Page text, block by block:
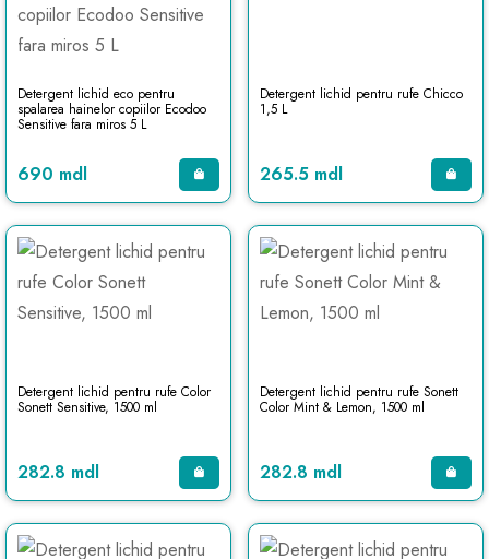
Detergent lichid eco pentru
spalarea hainelor copiilor Ecodoo
Sensitive fara miros 5 L
690 mdl
Detergent lichid pentru rufe Chicco
1,5 L
265.5 mdl
Detergent lichid pentru rufe Color
Sonett Sensitive, 1500 ml
282.8 mdl
Detergent lichid pentru rufe Sonett
Color Mint & Lemon, 1500 ml
282.8 mdl